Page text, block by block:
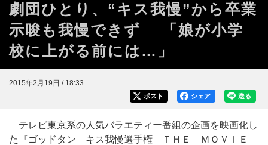
劇団ひとり、“キス我慢”から卒業
示唆も我慢できず 「娘が小学
校に上がる前には…」
2015年2月19日 / 18:33
送る
シェア
ポスト
テレビ東京系の人気バラエティー番組の企画を映画化し
た『ゴッドタン キス我慢選手権 ＴＨＥ ＭＯＶＩＥ